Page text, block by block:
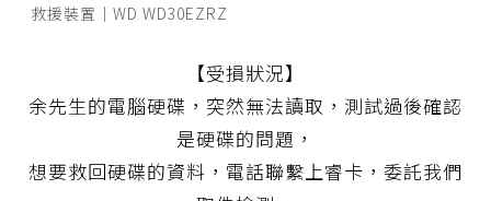
救援裝置｜WD WD30EZRZ
【受損狀況】
余先生的電腦硬碟，突然無法讀取，測試過後確認
是硬碟的問題，
想要救回硬碟的資料，電話聯繫上睿卡，委託我們